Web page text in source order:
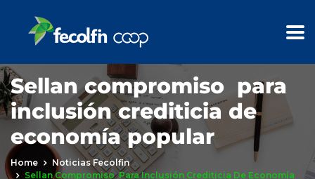
Sellan compromiso para
inclusión crediticia de
economía popular
Home
Noticias Fecolfin
Sellan Compromiso Para Inclusión Crediticia De Economía